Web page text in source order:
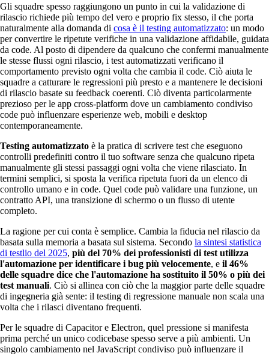
Gli squadre spesso raggiungono un punto in cui la validazione di
rilascio richiede più tempo del vero e proprio fix stesso, il che porta
naturalmente alla domanda di cosa è il testing automatizzato: un modo
per convertire le ripetute verifiche in una validazione affidabile, guidata
da code. Al posto di dipendere da qualcuno che confermi manualmente
le stesse flussi ogni rilascio, i test automatizzati verificano il
comportamento previsto ogni volta che cambia il code. Ciò aiuta le
squadre a catturare le regressioni più presto e a mantenere le decisioni
di rilascio basate su feedback coerenti. Ciò diventa particolarmente
prezioso per le app cross-platform dove un cambiamento condiviso
code può influenzare esperienze web, mobili e desktop
contemporaneamente.
Testing automatizzato è la pratica di scrivere test che eseguono
controlli predefiniti contro il tuo software senza che qualcuno ripeta
manualmente gli stessi passaggi ogni volta che viene rilasciato. In
termini semplici, si sposta la verifica ripetuta fuori da un elenco di
controllo umano e in code. Quel code può validare una funzione, un
contratto API, una transizione di schermo o un flusso di utente
completo.
La ragione per cui conta è semplice. Cambia la fiducia nel rilascio da
basata sulla memoria a basata sul sistema. Secondo la sintesi statistica
di testlio del 2025, più del 70% dei professionisti di test utilizza
l'automazione per identificare i bug più velocemente, e il 46%
delle squadre dice che l'automazione ha sostituito il 50% o più dei
test manuali. Ciò si allinea con ciò che la maggior parte delle squadre
di ingegneria già sente: il testing di regressione manuale non scala una
volta che i rilasci diventano frequenti.
Per le squadre di Capacitor e Electron, quel pressione si manifesta
prima perché un unico codicebase spesso serve a più ambienti. Un
singolo cambiamento nel JavaScript condiviso può influenzare il